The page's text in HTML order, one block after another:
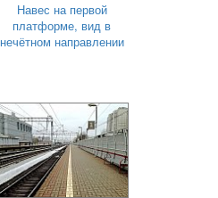
Навес на первой
платформе, вид в
нечётном направлении